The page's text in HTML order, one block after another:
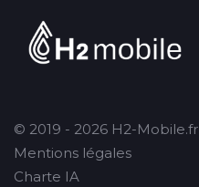
© 2019 - 2026 H2-Mobile.fr
Mentions légales
Charte IA